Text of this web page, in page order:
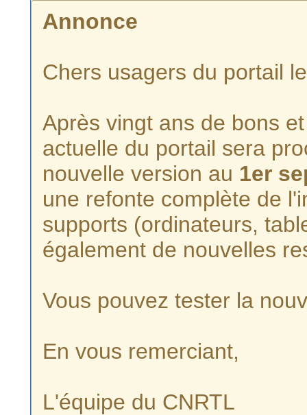
Annonce
Chers usagers du portail
Après vingt ans de bons
actuelle du portail sera
nouvelle version au 1er
une refonte complète de
supports (ordinateurs,
également de nouvelles
Vous pouvez tester la
En vous remerciant,
L'équipe du CNRTL